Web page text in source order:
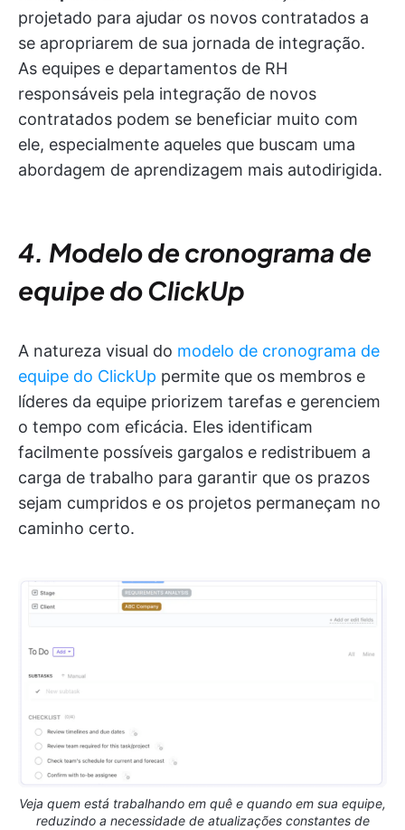
projetado para ajudar os novos contratados a
se apropriarem de sua jornada de integração.
As equipes e departamentos de RH
responsáveis pela integração de novos
contratados podem se beneficiar muito com
ele, especialmente aqueles que buscam uma
abordagem de aprendizagem mais autodirigida.
4. Modelo de cronograma de
equipe do ClickUp
A natureza visual do modelo de cronograma de
equipe do ClickUp permite que os membros e
líderes da equipe priorizem tarefas e gerenciem
o tempo com eficácia. Eles identificam
facilmente possíveis gargalos e redistribuem a
carga de trabalho para garantir que os prazos
sejam cumpridos e os projetos permaneçam no
caminho certo.
Veja quem está trabalhando em quê e quando em sua equipe,
reduzindo a necessidade de atualizações constantes de